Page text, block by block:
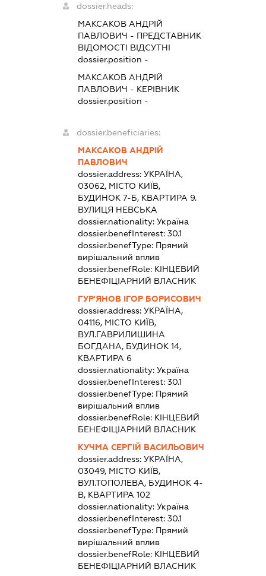
dossier.heads:
МАКСАКОВ АНДРІЙ
ПАВЛОВИЧ - ПРЕДСТАВНИК
ВІДОМОСТІ ВІДСУТНІ
dossier.position -
МАКСАКОВ АНДРІЙ
ПАВЛОВИЧ - КЕРІВНИК
dossier.position -
dossier.beneficiaries:
МАКСАКОВ АНДРІЙ
ПАВЛОВИЧ
dossier.address: УКРАЇНА,
03062, МІСТО КИЇВ,
БУДИНОК 7-Б, КВАРТИРА 9.
ВУЛИЦЯ НЕВСЬКА
dossier.nationality: Україна
dossier.benefInterest: 30.1
dossier.benefType: Прямий
вирішальний вплив
dossier.benefRole: КІНЦЕВИЙ
БЕНЕФІЦІАРНИЙ ВЛАСНИК
ГУР'ЯНОВ ІГОР БОРИСОВИЧ
dossier.address: УКРАЇНА,
04116, МІСТО КИЇВ,
ВУЛ.ГАВРИЛИШИНА
БОГДАНА, БУДИНОК 14,
КВАРТИРА 6
dossier.nationality: Україна
dossier.benefInterest: 30.1
dossier.benefType: Прямий
вирішальний вплив
dossier.benefRole: КІНЦЕВИЙ
БЕНЕФІЦІАРНИЙ ВЛАСНИК
КУЧМА СЕРГІЙ ВАСИЛЬОВИЧ
dossier.address: УКРАЇНА,
03049, МІСТО КИЇВ,
ВУЛ.ТОПОЛЕВА, БУДИНОК 4-
В, КВАРТИРА 102
dossier.nationality: Україна
dossier.benefInterest: 30.1
dossier.benefType: Прямий
вирішальний вплив
dossier.benefRole: КІНЦЕВИЙ
БЕНЕФІЦІАРНИЙ ВЛАСНИК